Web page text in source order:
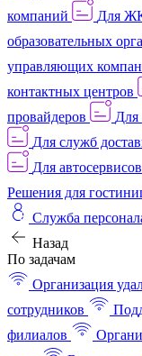
компаний
Для
образовательных
управляющих
контактных центров
провайдеров
Для
Для служб
Для автосервисов
Решения для
Служба
Назад
По задачам
Организация
сотрудников
филиалов